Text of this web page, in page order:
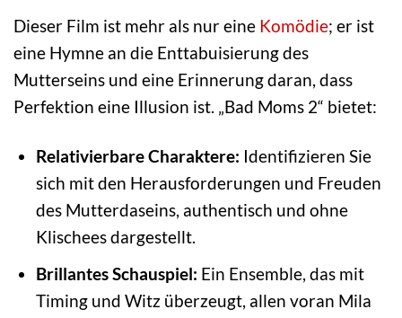
Dieser Film ist mehr als nur eine Komödie; er ist
eine Hymne an die Enttabuisierung des
Mutterseins und eine Erinnerung daran, dass
Perfektion eine Illusion ist. „Bad Moms 2“ bietet:
Relativierbare Charaktere: Identifizieren Sie
sich mit den Herausforderungen und Freuden
des Mutterdaseins, authentisch und ohne
Klischees dargestellt.
Brillantes Schauspiel: Ein Ensemble, das mit
Timing und Witz überzeugt, allen voran Mila